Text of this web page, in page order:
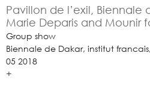
Pavillon de l’exil,
Marie Deparis and Mounir
Group show
Biennale de Dakar, institut
05 2018
+